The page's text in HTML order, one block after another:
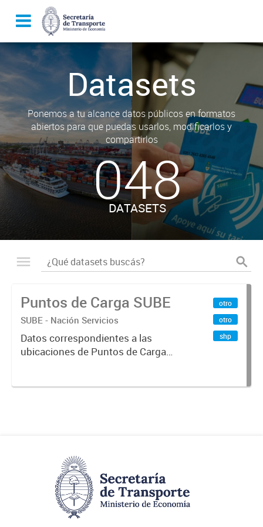
Datasets
Ponemos a tu alcance datos públicos en formatos
abiertos para que puedas usarlos, modificarlos y
compartirlos
048
DATASETS
Puntos de Carga SUBE
SUBE - Nación Servicios
Datos correspondientes a las
ubicaciones de Puntos de Carga
otro
otro
shp